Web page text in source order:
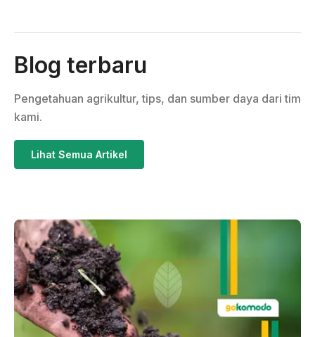
Blog terbaru
Pengetahuan agrikultur, tips, dan sumber daya dari tim
kami.
Lihat Semua Artikel